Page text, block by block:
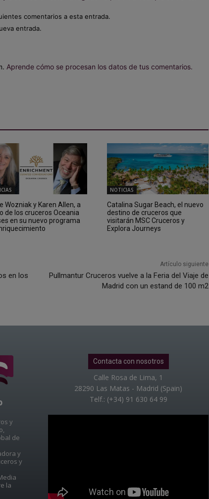
comentarios a esta entrada.
entrada.
Aprende cómo se procesan los datos de tus comentarios.
Wozniak y Karen Allen, a
de los cruceros Oceania
en su nuevo programa
NOTICIAS
Catalina Sugar Beach, el nuevo
destino de cruceros que
visitarán MSC Cruceros y
Explora Journeys
en los
Artículo siguiente
Pullmantur Cruceros vuelve a la Feria del Viaje de
Madrid con un estand de 100 m2
y
de
y
y
la
Contacta con nosotros
Calle Rosa de Lima, 1
28290 Las Matas - Madrid (Spain)
Telf.: (+34) 91 630 64 99